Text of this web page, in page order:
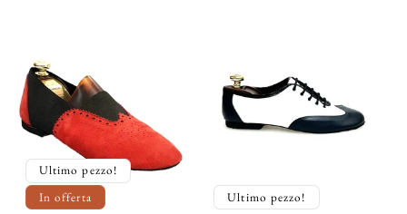
Ultimo pezzo!
In offerta
Ultimo pezzo!